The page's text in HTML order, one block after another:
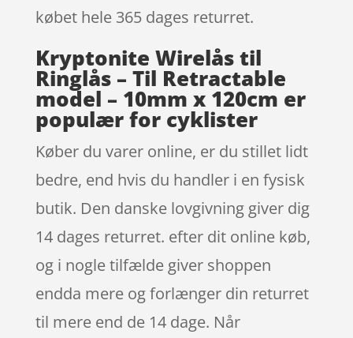
købet hele 365 dages returret.
Kryptonite Wirelås til
Ringlås – Til Retractable
model – 10mm x 120cm er
populær for cyklister
Køber du varer online, er du stillet lidt
bedre, end hvis du handler i en fysisk
butik. Den danske lovgivning giver dig
14 dages returret. efter dit online køb,
og i nogle tilfælde giver shoppen
endda mere og forlænger din returret
til mere end de 14 dage. Når